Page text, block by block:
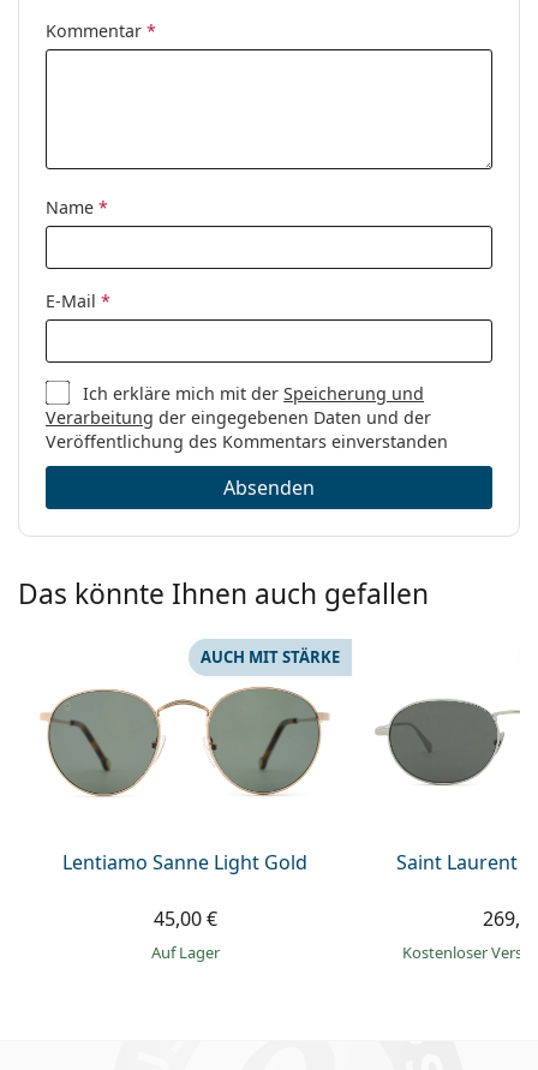
Kommentar *
Name *
E-Mail *
Ich erkläre mich mit derSpeicherung und
Verarbeitung der eingegebenen Daten und der
Veröffentlichung des Kommentars einverstanden
Absenden
Das könnte Ihnen auch gefallen
Lentiamo Sanne Light Gold
AUCH MIT STÄRKE
45,00 €
auf Lager
Saint Laurent
Kostenloser